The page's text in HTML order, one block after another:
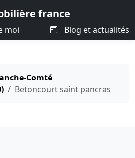
france
moi Blog et actualités
Comté
Betoncourt saint pancras